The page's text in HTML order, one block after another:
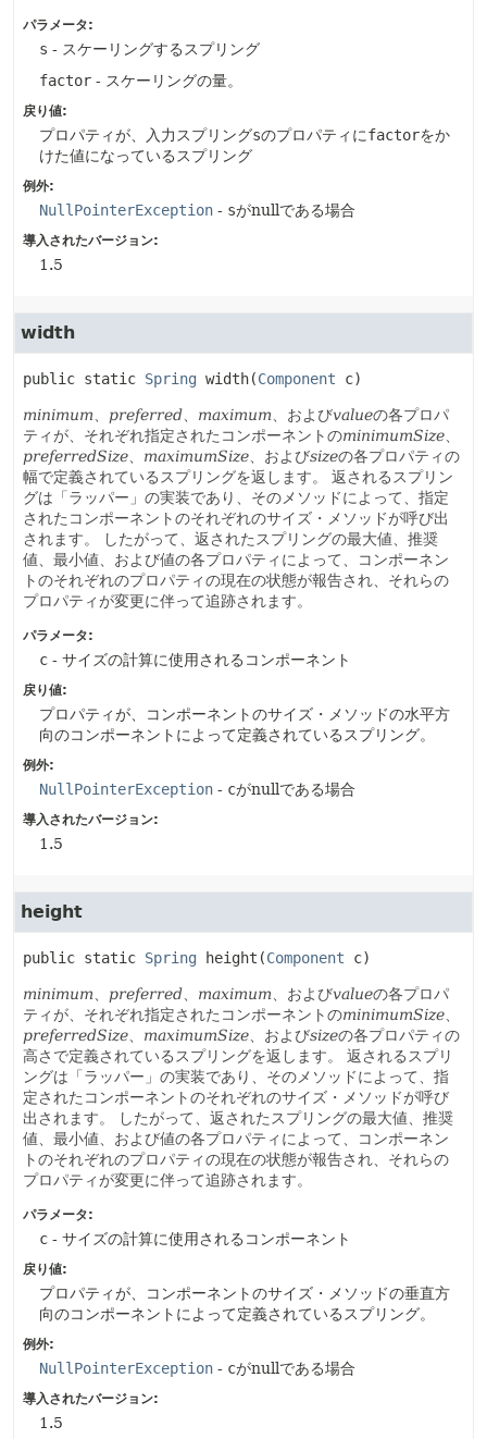
パラメータ:
s - スケーリングするスプリング
factor - スケーリングの量。
戻り値:
プロパティが、入力スプリングsのプロパティにfactorをか
けた値になっているスプリング
例外:
NullPointerException - sがnullである場合
導入されたバージョン:
1.5
width
public static Spring width(Component c)
minimum preferred maximum 、およびvalueの各プロパ
ティが、それぞれ指定されたコンポーネントのminimumSize
preferredSize
maximumSize 、およびsizeの各プロパティの
幅で定義されているスプリングを返します。
返されるスプリン
グは「ラッパー」の実装であり、そのメソッドによって、指定
されたコンポーネントのそれぞれのサイズ・メソッドが呼び出
されます。
したがって、返されたスプリングの最大値、推奨
値、最小値、および値の各プロパティによって、コンポーネン
トのそれぞれのプロパティの現在の状態が報告され、それらの
プロパティが変更に伴って追跡されます。
パラメータ:
c - サイズの計算に使用されるコンポーネント
戻り値:
プロパティが、コンポーネントのサイズ・メソッドの水平方
向のコンポーネントによって定義されているスプリング。
例外:
NullPointerException - cがnullである場合
導入されたバージョン:
1.5
height
public static Spring height (Component c)
minimum preferred maximum 、およびvalueの各プロパ
ティが、それぞれ指定されたコンポーネントのminimumSize
preferredSize
maximumSize 、およびsizeの各プロパティの
高さで定義されているスプリングを返します。
返されるスプリ
ングは「ラッパー」の実装であり、そのメソッドによって、指
定されたコンポーネントのそれぞれのサイズ・メソッドが呼び
出されます。
したがって、返されたスプリングの最大値、推奨
値、最小値、および値の各プロパティによって、コンポーネン
トのそれぞれのプロパティの現在の状態が報告され、それらの
プロパティが変更に伴って追跡されます。
パラメータ:
c - サイズの計算に使用されるコンポーネント
戻り値:
プロパティが、コンポーネントのサイズ・メソッドの垂直方
向のコンポーネントによって定義されているスプリング。
例外:
NullPointerException - cがnullである場合
導入されたバージョン:
1.5